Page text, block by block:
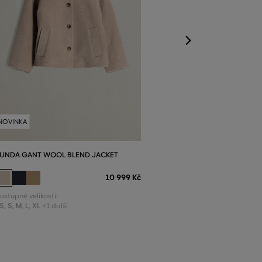
GANT WOOL BLEND JACKET
10 999 Kč
velikosti:
, S, M, L, XL +1 další